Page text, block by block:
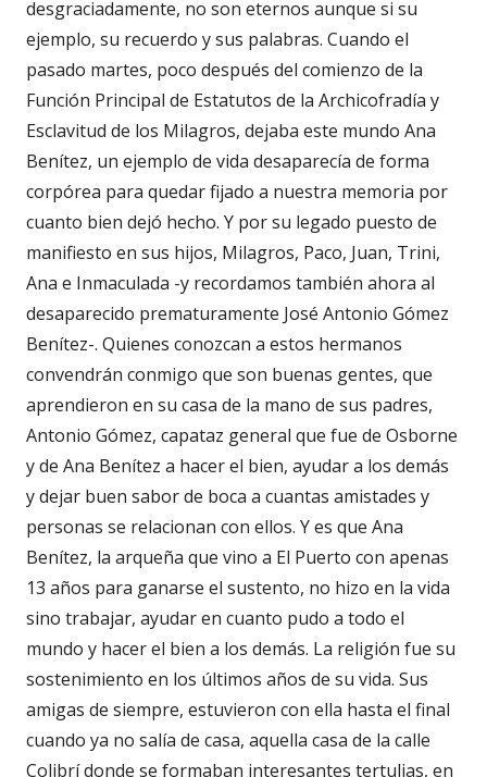
desgraciadamente, no son eternos aunque si su
ejemplo, su recuerdo y sus palabras. Cuando el
pasado martes, poco después del comienzo de la
Función Principal de Estatutos de la Archicofradía y
Esclavitud de los Milagros, dejaba este mundo Ana
Benítez, un ejemplo de vida desaparecía de forma
corpórea para quedar fijado a nuestra memoria por
cuanto bien dejó hecho. Y por su legado puesto de
manifiesto en sus hijos, Milagros, Paco, Juan, Trini,
Ana e Inmaculada -y recordamos también ahora al
desaparecido prematuramente José Antonio Gómez
Benítez-. Quienes conozcan a estos hermanos
convendrán conmigo que son buenas gentes, que
aprendieron en su casa de la mano de sus padres,
Antonio Gómez, capataz general que fue de Osborne
y de Ana Benítez a hacer el bien, ayudar a los demás
y dejar buen sabor de boca a cuantas amistades y
personas se relacionan con ellos. Y es que Ana
Benítez, la arqueña que vino a El Puerto con apenas
13 años para ganarse el sustento, no hizo en la vida
sino trabajar, ayudar en cuanto pudo a todo el
mundo y hacer el bien a los demás. La religión fue su
sostenimiento en los últimos años de su vida. Sus
amigas de siempre, estuvieron con ella hasta el final
cuando ya no salía de casa, aquella casa de la calle
Colibrí donde se formaban interesantes tertulias, en